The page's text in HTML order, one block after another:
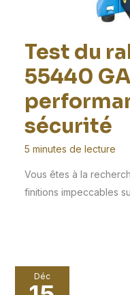
Test du
55440
sécurité
5 minutes de lecture
Vous êtes à la
finitions impeccables
Déc